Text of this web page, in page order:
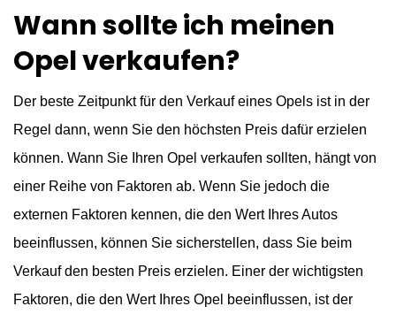
Wann sollte ich meinen
Opel verkaufen?
Der beste Zeitpunkt für den Verkauf eines Opels ist in der
Regel dann, wenn Sie den höchsten Preis dafür erzielen
können. Wann Sie Ihren Opel verkaufen sollten, hängt von
einer Reihe von Faktoren ab. Wenn Sie jedoch die
externen Faktoren kennen, die den Wert Ihres Autos
beeinflussen, können Sie sicherstellen, dass Sie beim
Verkauf den besten Preis erzielen. Einer der wichtigsten
Faktoren, die den Wert Ihres Opel beeinflussen, ist der